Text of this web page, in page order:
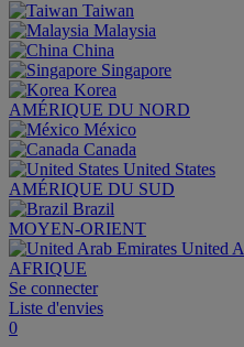
Taiwan
Malaysia
China
Singapore
Korea
AMÉRIQUE DU NORD
México
Canada
United States
AMÉRIQUE DU SUD
Brazil
MOYEN-ORIENT
United
AFRIQUE
Se connecter
Liste d'envies
0